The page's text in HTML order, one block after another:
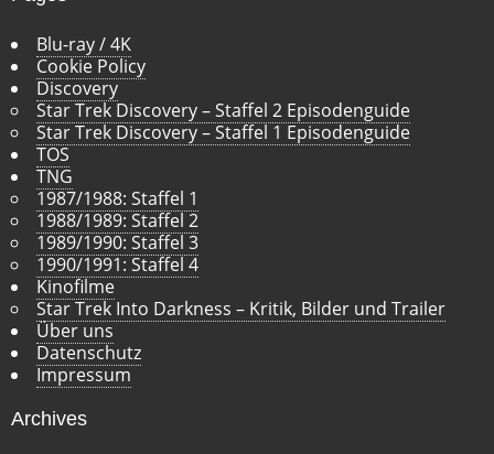
Blu-ray / 4K
Cookie Policy
Discovery
Star Trek Discovery – Staffel 2 Episodenguide
Star Trek Discovery – Staffel 1 Episodenguide
TOS
TNG
1987/1988: Staffel 1
1988/1989: Staffel 2
1989/1990: Staffel 3
1990/1991: Staffel 4
Kinofilme
Star Trek Into Darkness – Kritik, Bilder und Trailer
Über uns
Datenschutz
Impressum
Archives